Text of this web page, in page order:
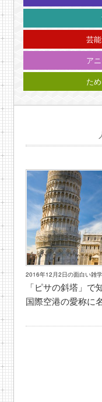
芸
ア
た
2016年12月2日の面白い雑
「ピサの斜塔」
国際空港の愛称に